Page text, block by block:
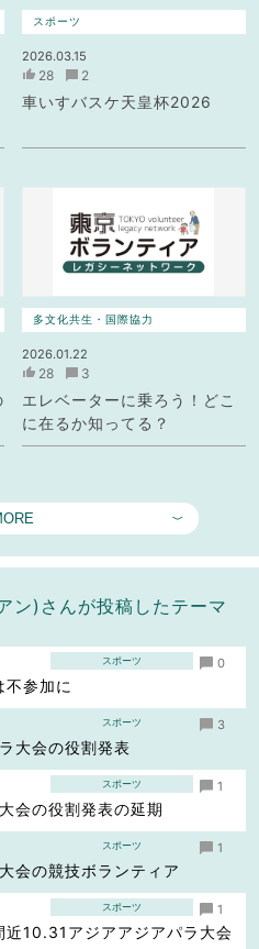
スポーツ
2026.03.15
28 2
車いすバスケ天皇杯2026
多文化共生・国際協力
2026.01.22
28 3
エレベーターに乗ろう！どこ
に在るか知ってる？
ン)さんが投稿したテーマ
不参加に
スポーツ 0
大会の役割発表
スポーツ 3
会の役割発表の延期
スポーツ 1
会の競技ボランティア
スポーツ 1
10.31アジアアジアパラ大会
スポーツ 1